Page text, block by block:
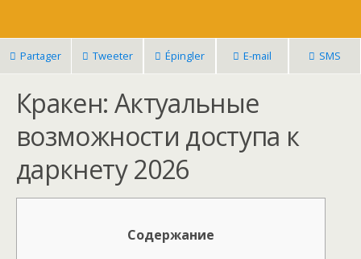
Partager Tweeter Épingler E-mail SMS
Кракен: Актуальные
возможности доступа к
даркнету 2026
Содержание